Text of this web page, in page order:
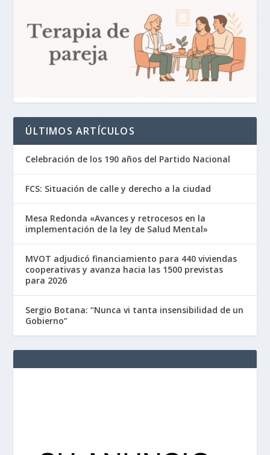
ÚLTIMOS ARTÍCULOS
Celebración de los 190 años del Partido Nacional
FCS: Situación de calle y derecho a la ciudad
Mesa Redonda «Avances y retrocesos en la
implementación de la ley de Salud Mental»
MVOT adjudicó financiamiento para 440 viviendas
cooperativas y avanza hacia las 1500 previstas
para 2026
Sergio Botana: “Nunca vi tanta insensibilidad de un
Gobierno”